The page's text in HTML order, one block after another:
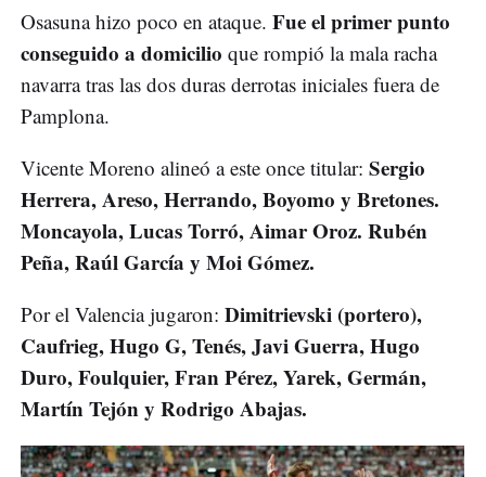
Osasuna hizo poco en ataque. Fue el primer punto
conseguido a domicilio que rompió la mala racha
navarra tras las dos duras derrotas iniciales fuera de
Pamplona.
Vicente Moreno alineó a este once titular: Sergio
Herrera, Areso, Herrando, Boyomo y Bretones.
Moncayola, Lucas Torró, Aimar Oroz. Rubén
Peña, Raúl García y Moi Gómez.
Por el Valencia jugaron: Dimitrievski (portero),
Caufrieg, Hugo G, Tenés, Javi Guerra, Hugo
Duro, Foulquier, Fran Pérez, Yarek, Germán,
Martín Tejón y Rodrigo Abajas.